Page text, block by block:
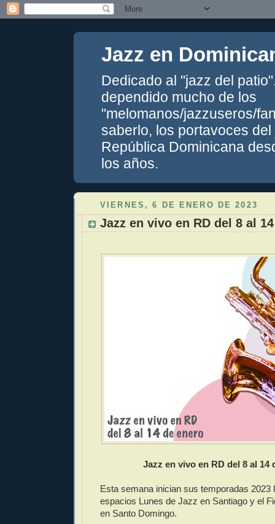
Jazz en
Dedicado al "jazz del
dependido mucho de los
"melomanos/jazzuseros/
saberlo, los portavoces
República Dominicana
los años.
VIERNES, 6 DE ENERO DE 2023
Jazz en vivo en RD del 8 al
Jazz en vivo en RD del 8 al 14
Esta semana inician sus temporadas 2023
espacios Lunes de Jazz en Santiago y el
en Santo Domingo.